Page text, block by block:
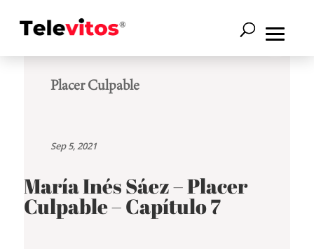
Placer Culpable
Sep 5, 2021
María Inés Sáez – Placer
Culpable – Capítulo 7